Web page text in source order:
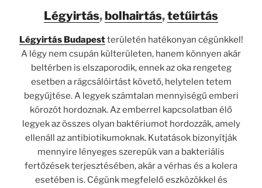
Légyirtás, bolhairtás,tetűirtás
Légyirtás Budapestterületén hatékonyan cégünkkel!
A légy nem csupán külterületen, hanem könnyen akár
beltérben is elszaporodik, ennek az oka rengeteg
esetben a rágcsálóirtást követő, helytelen tetem
begyűjtése. A legyek számtalan mennyiségű emberi
kórozót hordoznak. Az emberrel kapcsolatban élő
legyek az összes olyan baktériumot hordozzák, amely
ellenáll az antibiotikumoknak. Kutatások bizonyítják
mennyire lényeges szerepük van a bakteriális
fertőzések terjesztésében, akár a vérhas és a kolera
esetében is. Cégünk megfelelő eszközökkel és